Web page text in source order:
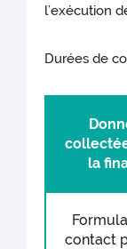
l’exécution
Durées de
la
contact